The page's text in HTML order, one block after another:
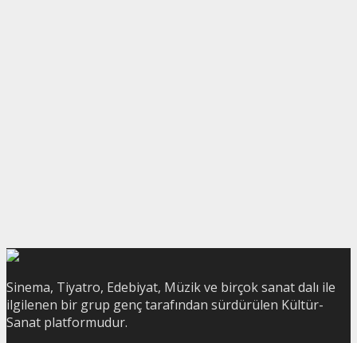
Sinema, Tiyatro, Edebiyat, Müzik ve birçok sanat dalı ile
ilgilenen bir grup genç tarafından sürdürülen Kültür-
Sanat platformudur.